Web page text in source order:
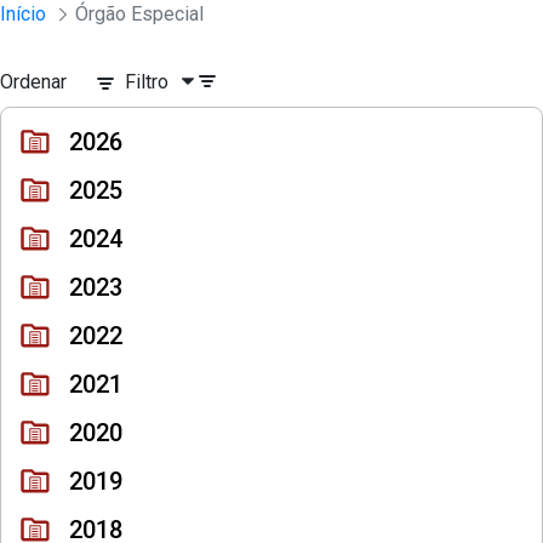
Pular para o Conteúdo principal
Sessões e Reuniões - Documentos
Início Órgão Especial
Ordenar Filtro
2026
2025
2024
2023
2022
2021
2020
2019
2018